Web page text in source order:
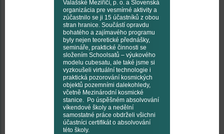
Valašské Meziříčí, p. o. a Slovenská
organizácia pre vesmírné aktivity a
zúčastnilo se ji 15 účastníků z obou
stran hranice. Součástí opravdu
bohatého a zajímavého programu
byly nejen teoretické přednášky,
semináře, praktické činnosti se
složením Schoolsatů – výukového
modelu cubesatu, ale také jsme si
vyzkoušeli virtuální technologie i
praktická pozorování kosmických
objektů pozemními dalekohledy,
včetně Mezinárodní kosmické
stanice. Po úspěšném absolvování
víkendové školy a nedělní
samostatné práce obdrželi všichni
účastníci certifikát o absolvování
této školy.